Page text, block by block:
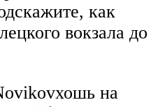
как
вокзала до
на